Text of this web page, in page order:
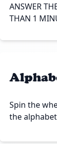
ANSWER
THAN 1
Spin the
the